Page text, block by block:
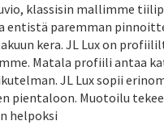
klassisin mallimme
entistä paremman
kera. JL Lux on
Matala profiili antaa
JL Lux sopii
pientaloon. Muotoilu
helpoksi